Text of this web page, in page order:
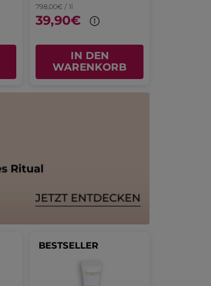
798,00€ / 1l
39,90€
IN DEN
WARENKORB
BESTSELLER